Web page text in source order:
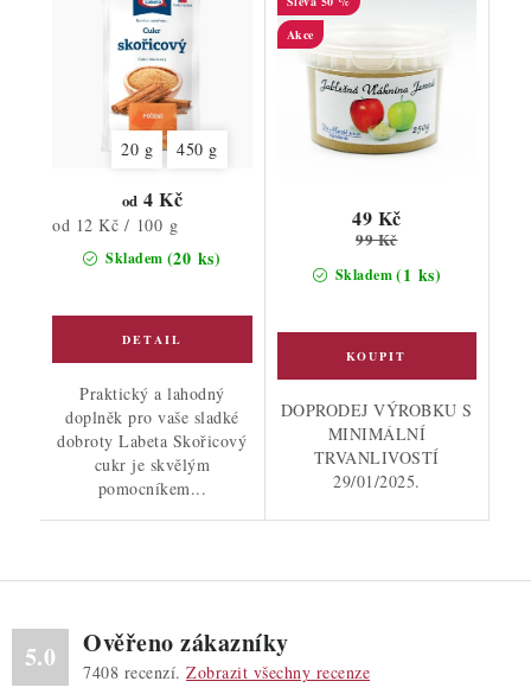
20 g 450 g
Skladem (20 ks)
od 4 Kč
Měrná
cena:
od 12 Kč / 100 g
Praktický a lahodný
doplněk pro vaše sladké
dobroty Labeta Skořicový
cukr je skvělým
pomocníkem...
Akce
Skladem(1 ks)
49 Kč
99 Kč
DOPRODEJ VÝROBKU S
MINIMÁLNÍ
TRVANLIVOSTÍ
29/01/2025.
5.0 Ověřeno zákazníky
7408 recenzí. Zobrazit všechny recenze